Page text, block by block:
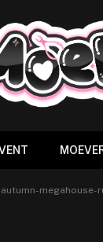
megahouse-